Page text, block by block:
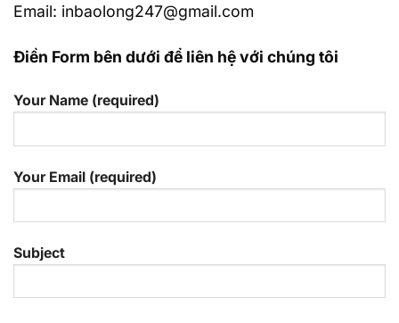
Email: inbaolong247@gmail.com
Điền Form bên dưới để liên hệ với chúng tôi
Your Name (required)
Your Email (required)
Subject